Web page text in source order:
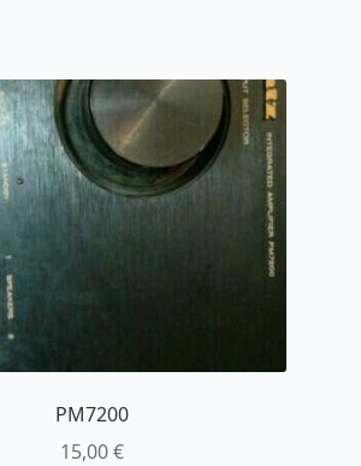
PM7200
15,00€